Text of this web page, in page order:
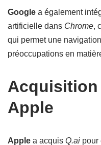
Google a également
artificielle dans Chrome,
qui permet une
préoccupations en
Acquisition
Apple
Apple a acquis Q.ai pour